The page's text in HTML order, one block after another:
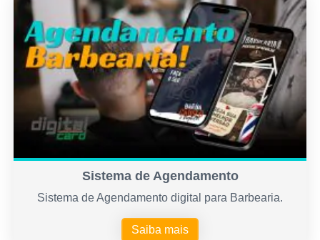
Sistema de Agendamento
Sistema de Agendamento digital para Barbearia.
Saiba mais